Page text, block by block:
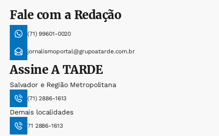
Fale com a Redação
(71) 99601-0020
jornalismoportal@grupoatarde.com.br
AssineA TARDE
Salvador e Região Metropolitana
(71) 2886-1613
Demais localidades
71 2886-1613